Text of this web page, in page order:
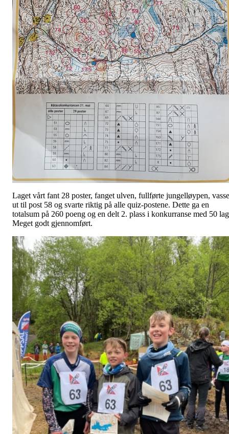
Laget vårt fant 28 poster, fanget ulven, fullførte jungelløypen,
ut til post 58 og svarte riktig på alle quiz-postene. Dette ga en
totalsum på 260 poeng og en delt 2. plass i konkurranse med 50
Meget godt gjennomført.